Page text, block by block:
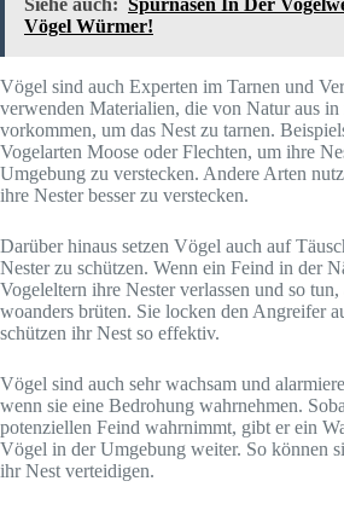
Siehe auch: Spürnasen In Der
Vögel Würmer!
Vögel sind auch Experten im Tarnen und
verwenden Materialien, die von Natur aus
vorkommen, um das Nest zu tarnen.
Vogelarten Moose oder Flechten, um ihre
Umgebung zu verstecken. Andere Arten
ihre Nester besser zu verstecken.
Darüber hinaus setzen Vögel auch auf
Nester zu schützen. Wenn ein Feind in der
Vogeleltern ihre Nester verlassen und so
woanders brüten. Sie locken den Angreifer
schützen ihr Nest so effektiv.
Vögel sind auch sehr wachsam und
wenn sie eine Bedrohung wahrnehmen.
potenziellen Feind wahrnimmt, gibt er ein
Vögel in der Umgebung weiter. So können
ihr Nest verteidigen.